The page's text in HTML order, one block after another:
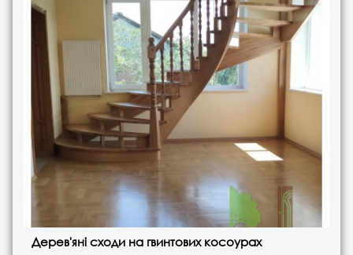
Дерев'яні сходи на гвинтових косоурах